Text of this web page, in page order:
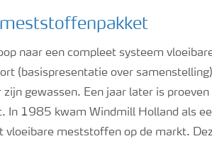
naar een compleet systeem
(basispresentatie over
zijn gewassen. Een jaar later is
In 1985 kwam Windmill Holland als
vloeibare meststoffen op de markt.